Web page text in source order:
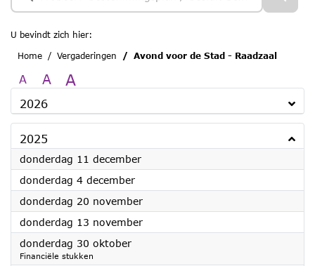
U bevindt zich hier:
Home
Vergaderingen Avond voor de Stad - Raadzaal
A A A
2026
2025
donderdag 11 december2025
donderdag 4 december2025
donderdag 20 november2025
donderdag 13 november2025
donderdag 30 oktober2025
Financiële stukken